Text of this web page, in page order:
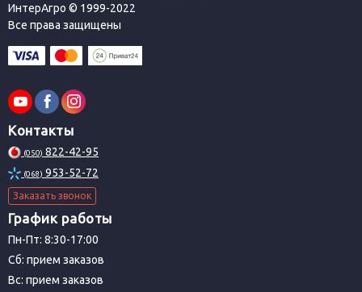
ИнтерАгро © 1999-2022
Все права защищены
Контакты
(050) 822-42-95
(068) 953-52-72
Заказать звонок
График работы
Пн-Пт: 8:30-17:00
Сб: прием заказов
Вс: прием заказов